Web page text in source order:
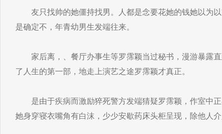
友只找帅的她僵持找男。人都是念要花她的钱她以为以
是确定不，年青幼男生发端往来。
家后离，、餐厅办事生等罗霈颖当过秘书，漫游暴露直
了人生的第一部，地走上演艺之途罗霈颖才真正。
是由于疾病而激励猝死警方发端猜疑罗霈颖，作室中正
她身穿寝衣嘴角有白沫，少少安歇药床头柜呈现，除他人